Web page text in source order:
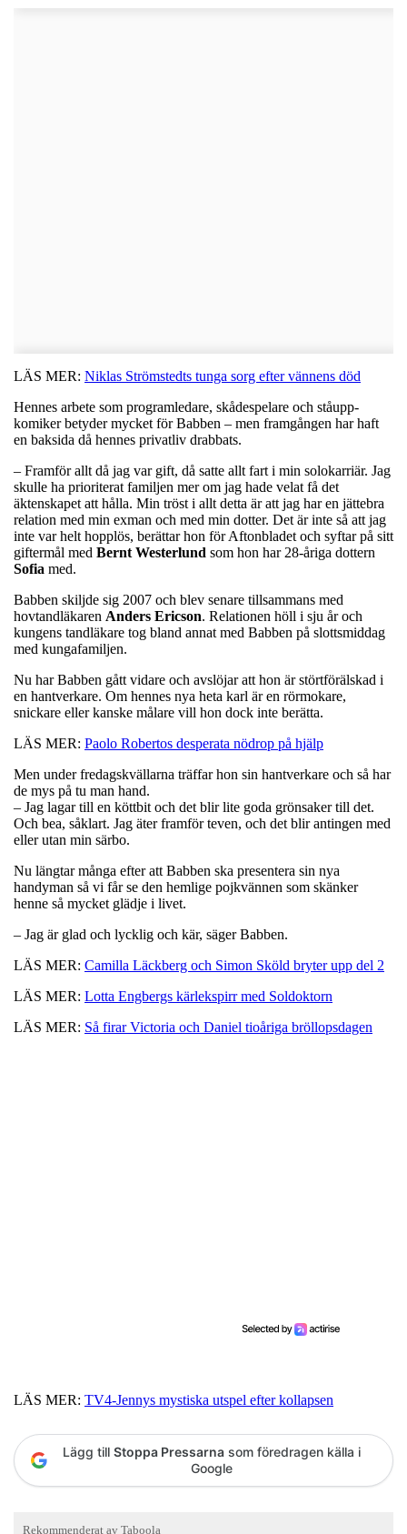
LÄS MER: Niklas Strömstedts tunga sorg efter vännens död
Hennes arbete som programledare, skådespelare och ståupp-
komiker betyder mycket för Babben – men framgången har haft
en baksida då hennes privatliv drabbats.
– Framför allt då jag var gift, då satte allt fart i min solokarriär. Jag
skulle ha prioriterat familjen mer om jag hade velat få det
äktenskapet att hålla. Min tröst i allt detta är att jag har en jättebra
relation med min exman och med min dotter. Det är inte så att jag
inte var helt hopplös, berättar hon för Aftonbladet och syftar på sitt
giftermål med Bernt Westerlund som hon har 28-åriga dottern
Sofia med.
Babben skiljde sig 2007 och blev senare tillsammans med
hovtandläkaren Anders Ericson. Relationen höll i sju år och
kungens tandläkare tog bland annat med Babben på slottsmiddag
med kungafamiljen.
Nu har Babben gått vidare och avslöjar att hon är störtförälskad i
en hantverkare. Om hennes nya heta karl är en rörmokare,
snickare eller kanske målare vill hon dock inte berätta.
LÄS MER: Paolo Robertos desperata nödrop på hjälp
Men under fredagskvällarna träffar hon sin hantverkare och så har
de mys på tu man hand.
– Jag lagar till en köttbit och det blir lite goda grönsaker till det.
Och bea, såklart. Jag äter framför teven, och det blir antingen med
eller utan min särbo.
Nu längtar många efter att Babben ska presentera sin nya
handyman så vi får se den hemlige pojkvännen som skänker
henne så mycket glädje i livet.
– Jag är glad och lycklig och kär, säger Babben.
LÄS MER: Camilla Läckberg och Simon Sköld bryter upp del 2
LÄS MER: Lotta Engbergs kärlekspirr med Soldoktorn
LÄS MER: Så firar Victoria och Daniel tioåriga bröllopsdagen
LÄS MER: TV4-Jennys mystiska utspel efter kollapsen
Lägg till Stoppa Pressarna som föredragen källa i
Google